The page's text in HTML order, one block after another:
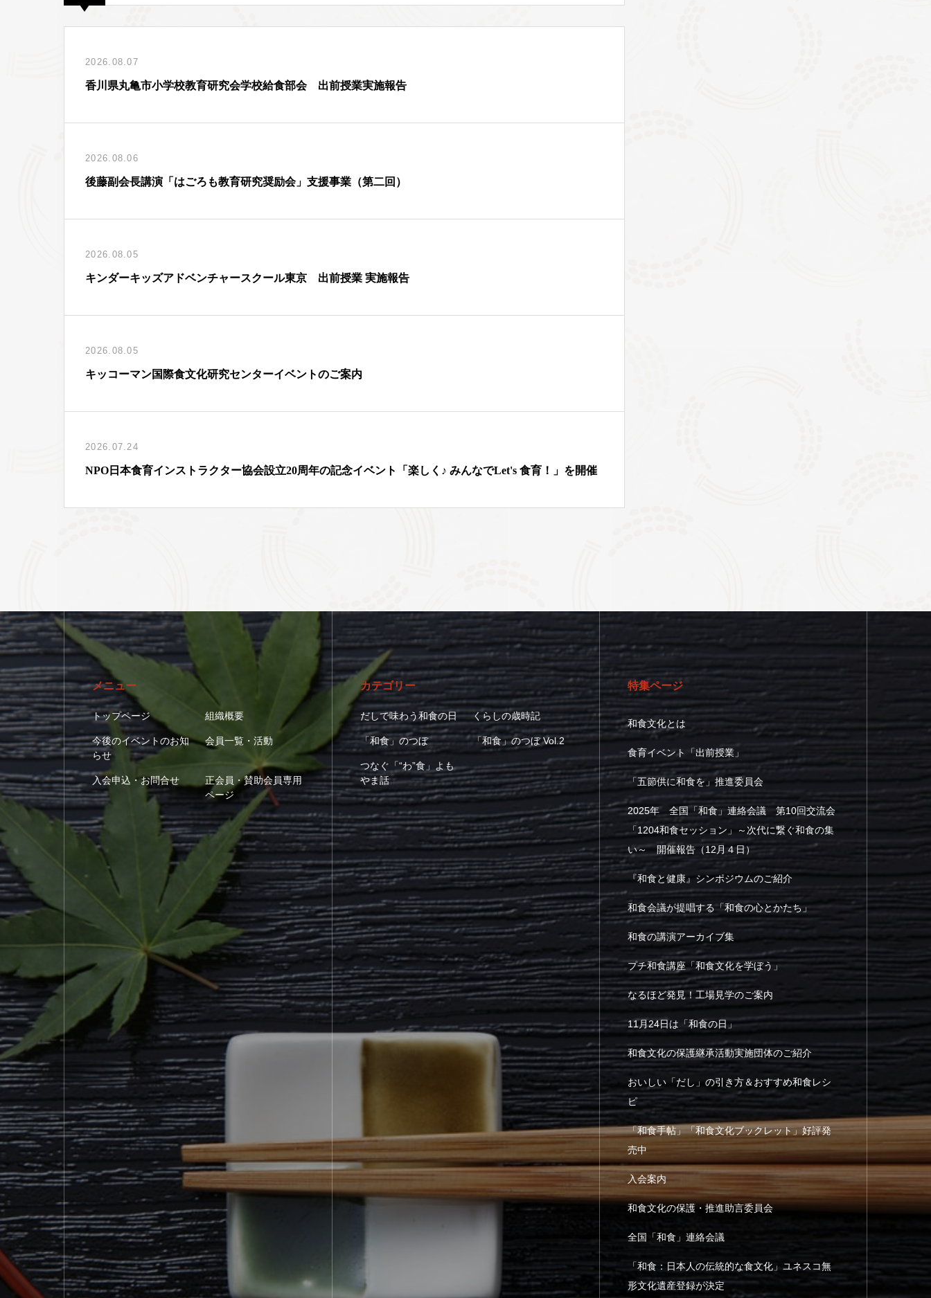
2026.08.07
香川県丸亀市小学校教育研究会学校給食部会 出前授業実施報告
2026.08.06
後藤副会長講演「はごろも教育研究奨励会」支援事業（第二回）
2026.08.05
キンダーキッズアドベンチャースクール東京 出前授業 実施報告
2026.08.05
キッコーマン国際食文化研究センターイベントのご案内
2026.07.24
NPO日本食育インストラクター協会設立20周年の記念イベント「楽しく♪ みんなでLet's 食育！」を開催
メニュー
トップページ 組織概要
今後のイベントのお知
らせ
会員一覧・活動
入会申込・お問合せ
正会員・賛助会員専用
ページ
カテゴリー
だしで味わう和食の日 くらしの歳時記
「和食」のつぼ 「和食」のつぼ Vol.2
つなぐ「“わ”食」よも
やま話
特集ページ
和食文化とは
食育イベント「出前授業」
「五節供に和食を」推進委員会
2025年 全国「和食」連絡会議 第10回交流会
「1204和食セッション」～次代に繋ぐ和食の集
い～ 開催報告（12月４日）
『和食と健康』シンポジウムのご紹介
和食会議が提唱する「和食の心とかたち」
和食の講演アーカイブ集
プチ和食講座「和食文化を学ぼう」
なるほど発見！工場見学のご案内
11月24日は「和食の日」
和食文化の保護継承活動実施団体のご紹介
おいしい「だし」の引き方＆おすすめ和食レシ
ピ
「和食手帖」「和食文化ブックレット」好評発
売中
入会案内
和食文化の保護・推進助言委員会
全国「和食」連絡会議
「和食：日本人の伝統的な食文化」ユネスコ無
形文化遺産登録が決定